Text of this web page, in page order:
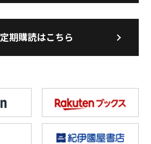
定期購読はこちら